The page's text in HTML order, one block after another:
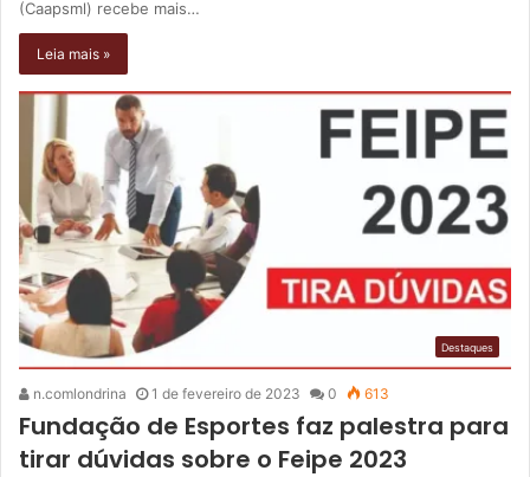
(Caapsml) recebe mais…
Leia mais »
Destaques
n.comlondrina 1 de fevereiro de 2023 0 613
Fundação de Esportes faz palestra para
tirar dúvidas sobre o Feipe 2023